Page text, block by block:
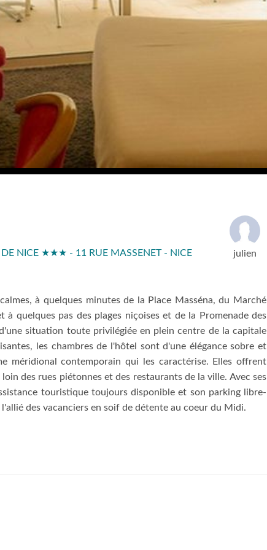
DE NICE ★★★ - 11 RUE MASSENET - NICE julien
à quelques minutes de la Place Masséna, du Marché
quelques pas des plages niçoises et de la Promenade des
situation toute privilégiée en plein centre de la capitale
les chambres de l'hôtel sont d'une élégance sobre et
méridional contemporain qui les caractérise. Elles offrent
des rues piétonnes et des restaurants de la ville. Avec ses
touristique toujours disponible et son parking libre-
des vacanciers en soif de détente au coeur du Midi.